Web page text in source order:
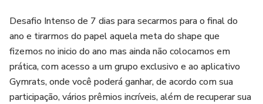
Desafio Intenso de 7 dias para secarmos para o final do
ano e tirarmos do papel aquela meta do shape que
fizemos no inicio do ano mas ainda não colocamos em
prática, com acesso a um grupo exclusivo e ao aplicativo
Gymrats, onde você poderá ganhar, de acordo com sua
participação, vários prêmios incríveis, além de recuperar sua